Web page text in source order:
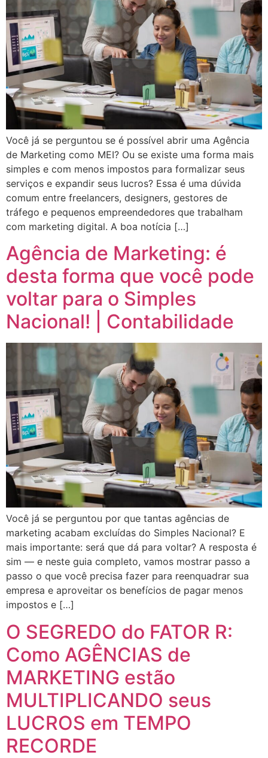
Você já se perguntou se é possível abrir uma Agência
de Marketing como MEI? Ou se existe uma forma mais
simples e com menos impostos para formalizar seus
serviços e expandir seus lucros? Essa é uma dúvida
comum entre freelancers, designers, gestores de
tráfego e pequenos empreendedores que trabalham
com marketing digital. A boa notícia […]
Agência de Marketing: é
desta forma que você pode
voltar para o Simples
Nacional! | Contabilidade
Você já se perguntou por que tantas agências de
marketing acabam excluídas do Simples Nacional? E
mais importante: será que dá para voltar? A resposta é
sim — e neste guia completo, vamos mostrar passo a
passo o que você precisa fazer para reenquadrar sua
empresa e aproveitar os benefícios de pagar menos
impostos e […]
O SEGREDO do FATOR R:
Como AGÊNCIAS de
MARKETING estão
MULTIPLICANDO seus
LUCROS em TEMPO
RECORDE